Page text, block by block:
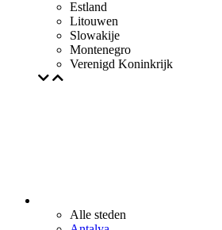
Estland
Litouwen
Slowakije
Montenegro
Verenigd Koninkrijk
Alle steden